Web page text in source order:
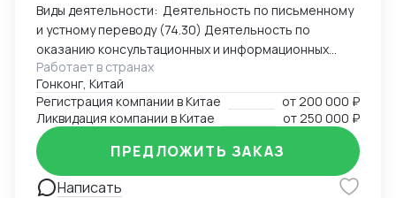
Виды деятельности: Деятельность по письменному
и устному переводу (74.30) Деятельность по
оказанию консультационных и информационных
услуг (63.99.1) Услуги по бронированию прочие и
сопутствующая деятельность (79.90)
Работает в странах
Гонконг, Китай
Регистрация компании в Китае
от200 000 ₽
Ликвидация компании в Китае
от250 000 ₽
Написать
ПРЕДЛОЖИТЬ ЗАКАЗ